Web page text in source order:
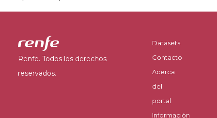
Renfe. Todos los derechos
reservados.
Datasets
Contacto
Acerca
del
portal
Información